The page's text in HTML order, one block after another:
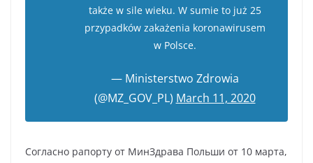
także w sile wieku. W sumie to już 25
przypadków zakażenia koronawirusem
w Polsce.
— Ministerstwo Zdrowia
(@MZ_GOV_PL) March 11, 2020
Согласно рапорту от МинЗдрава Польши от 10 марта,